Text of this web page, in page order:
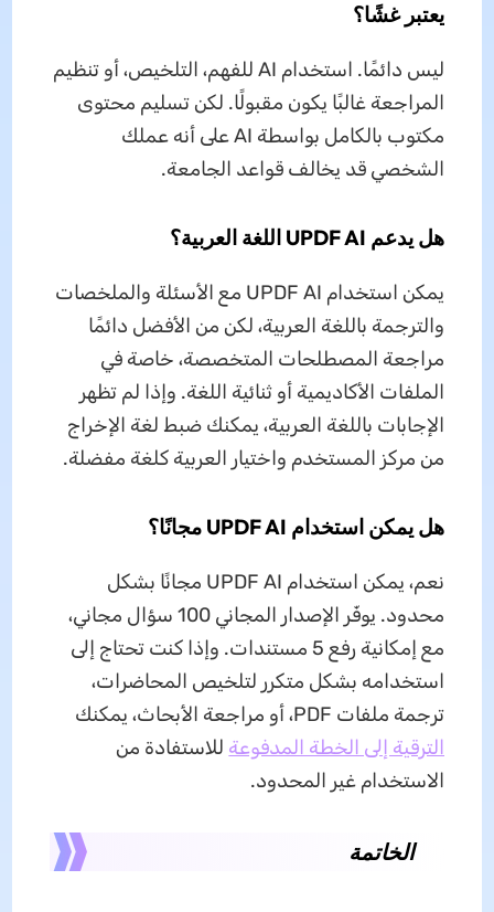
يعتبر غشًا؟
ليس دائمًا. استخدام AI للفهم، التلخيص، أو تنظيم
المراجعة غالبًا يكون مقبولًا. لكن تسليم محتوى
مكتوب بالكامل بواسطة AI على أنه عملك
الشخصي قد يخالف قواعد الجامعة.
هل يدعم UPDF AI اللغة العربية؟
يمكن استخدام UPDF AI مع الأسئلة والملخصات
والترجمة باللغة العربية، لكن من الأفضل دائمًا
مراجعة المصطلحات المتخصصة، خاصة في
الملفات الأكاديمية أو ثنائية اللغة. وإذا لم تظهر
الإجابات باللغة العربية، يمكنك ضبط لغة الإخراج
من مركز المستخدم واختيار العربية كلغة مفضلة.
هل يمكن استخدام UPDF AI مجانًا؟
نعم، يمكن استخدام UPDF AI مجانًا بشكل
محدود. يوفّر الإصدار المجاني 100 سؤال مجاني،
مع إمكانية رفع 5 مستندات. وإذا كنت تحتاج إلى
استخدامه بشكل متكرر لتلخيص المحاضرات،
ترجمة ملفات PDF، أو مراجعة الأبحاث، يمكنك
الترقية إلى الخطة المدفوعة للاستفادة من
الاستخدام غير المحدود.
الخاتمة